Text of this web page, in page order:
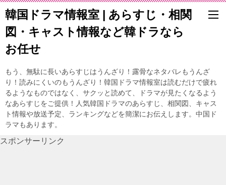
韓国ドラマ情報室 | あらすじ・相関
図・キャスト情報など韓ドラなら
お任せ
もう、無駄に長いあらすじはうんざり！露骨なネタバレもうんざ
り！読みにくいのもうんざり！韓国ドラマ情報室は読むだけで疲れ
るようなものではなく、サクッと読めて、ドラマが見たくなるよう
なあらすじをご提供！人気韓国ドラマのあらすじ、相関図、キャス
ト情報や放送予定、ランキングなどを簡潔にお伝えします。中国ド
ラマもあります。
スポンサーリンク